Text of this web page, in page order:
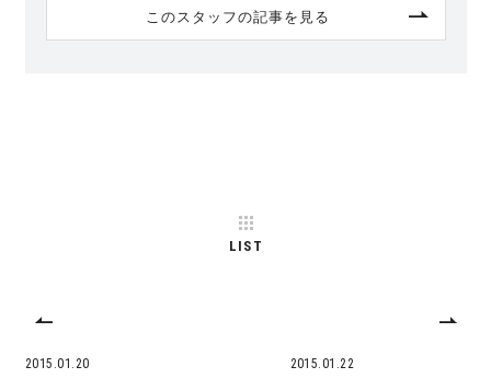
このスタッフの記事を見る
2015.01.20
LIST
2015.01.22